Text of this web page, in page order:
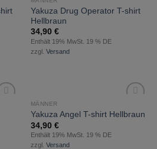
Wunschliste
Yakuza Drug Operator T-shirt
Hellbraun
34,90 €
Enthält 19% MwSt. 19 % DE
zzgl. Versand
Wunschliste
MÄNNER
Yakuza Angel T-shirt Hellbraun
34,90 €
Enthält 19% MwSt. 19 % DE
zzgl. Versand